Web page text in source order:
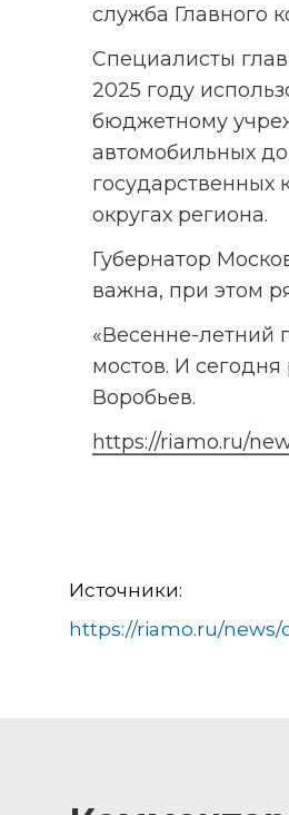
служба Главного
Специалисты
2025 году
бюджетному
автомобильных
государственных
округах региона.
Губернатор
важна, при этом
«Весенне-летний
мостов. И
Воробьев.
https://riamo.ru/
Источники: